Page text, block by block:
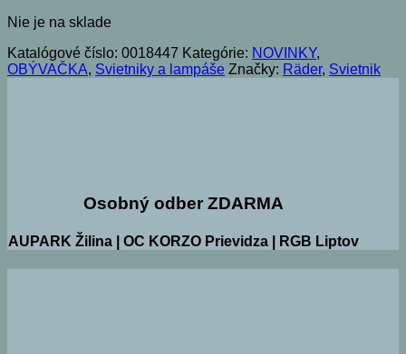
Nie je na sklade
Katalógové číslo: 0018447 Kategórie: NOVINKY,
OBÝVAČKA, Svietniky a lampáše Značky: Räder, Svietnik
Osobný odber ZDARMA
AUPARK Žilina | OC KORZO Prievidza | RGB Liptov